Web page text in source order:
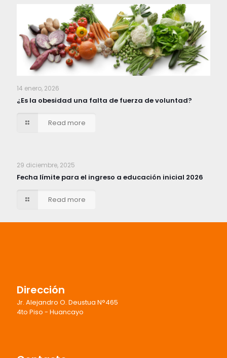
14 enero, 2026
¿Es la obesidad una falta de fuerza de voluntad?
Read more
29 diciembre, 2025
Fecha límite para el ingreso a educación inicial 2026
Read more
Dirección
Jr. Alejandro O. Deustua N°465
4to Piso - Huancayo